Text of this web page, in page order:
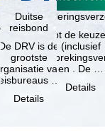
Duitse
reisbond
De DRV is de
grootste
organisatie van
reisbureaus en
in Duitsland. …
Details
Je hebt de
(inclusief
en . De …
Details